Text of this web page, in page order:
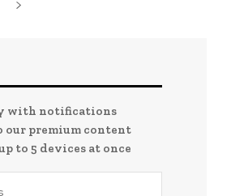
with notifications
our premium content
to 5 devices at once